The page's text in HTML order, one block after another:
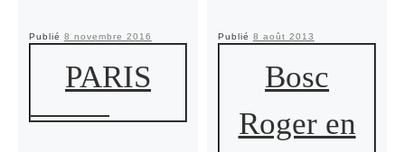
Publié 8 novembre 2016
PARIS
Publié 8 août 2013
Bosc
Roger en